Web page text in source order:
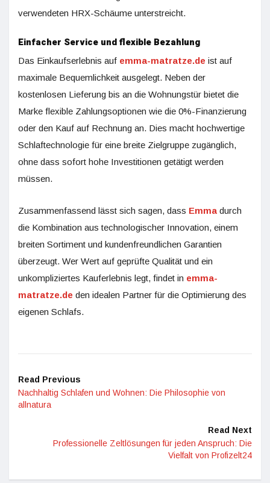
verwendeten HRX-Schäume unterstreicht.
Einfacher Service und flexible Bezahlung
Das Einkaufserlebnis auf emma-matratze.de ist auf
maximale Bequemlichkeit ausgelegt. Neben der
kostenlosen Lieferung bis an die Wohnungstür bietet die
Marke flexible Zahlungsoptionen wie die 0%-Finanzierung
oder den Kauf auf Rechnung an. Dies macht hochwertige
Schlaftechnologie für eine breite Zielgruppe zugänglich,
ohne dass sofort hohe Investitionen getätigt werden
müssen.
Zusammenfassend lässt sich sagen, dass Emma durch
die Kombination aus technologischer Innovation, einem
breiten Sortiment und kundenfreundlichen Garantien
überzeugt. Wer Wert auf geprüfte Qualität und ein
unkompliziertes Kauferlebnis legt, findet in emma-
matratze.de den idealen Partner für die Optimierung des
eigenen Schlafs.
Read Previous
Nachhaltig Schlafen und Wohnen: Die Philosophie von
allnatura
Read Next
Professionelle Zeltlösungen für jeden Anspruch: Die
Vielfalt von Profizelt24